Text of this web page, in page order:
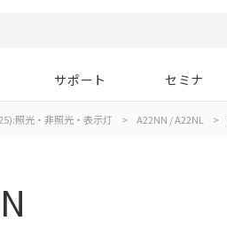
サポート セミナ
照光・非照光・表示灯 > A22NN / A22NL >